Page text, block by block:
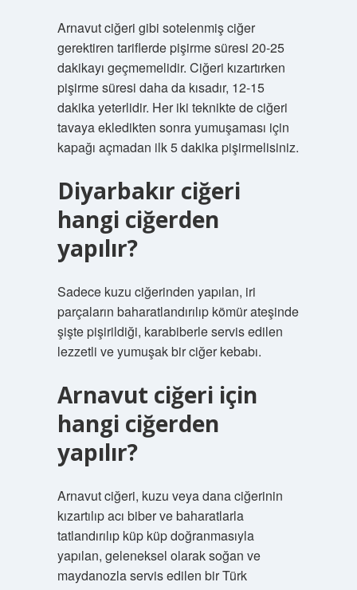
Arnavut ciğeri gibi sotelenmiş ciğer
gerektiren tariflerde pişirme süresi 20-25
dakikayı geçmemelidir. Ciğeri kızartırken
pişirme süresi daha da kısadır, 12-15
dakika yeterlidir. Her iki teknikte de ciğeri
tavaya ekledikten sonra yumuşaması için
kapağı açmadan ilk 5 dakika pişirmelisiniz.
Diyarbakır ciğeri
hangi ciğerden
yapılır?
Sadece kuzu ciğerinden yapılan, iri
parçaların baharatlandırılıp kömür ateşinde
şişte pişirildiği, karabiberle servis edilen
lezzetli ve yumuşak bir ciğer kebabı.
Arnavut ciğeri için
hangi ciğerden
yapılır?
Arnavut ciğeri, kuzu veya dana ciğerinin
kızartılıp acı biber ve baharatlarla
tatlandırılıp küp küp doğranmasıyla
yapılan, geleneksel olarak soğan ve
maydanozla servis edilen bir Türk